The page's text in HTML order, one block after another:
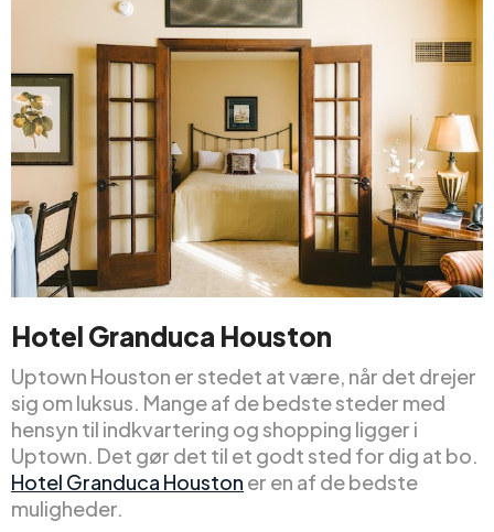
Hotel Granduca Houston
Uptown Houston er stedet at være, når det drejer
sig om luksus. Mange af de bedste steder med
hensyn til indkvartering og shopping ligger i
Uptown. Det gør det til et godt sted for dig at bo.
Hotel Granduca Houston er en af de bedste
muligheder.